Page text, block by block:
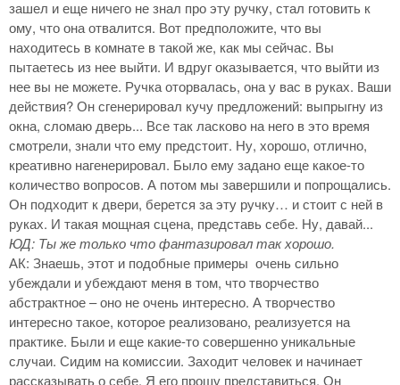
зашел и еще ничего не знал про эту ручку, стал готовить к
ому, что она отвалится. Вот предположите, что вы
находитесь в комнате в такой же, как мы сейчас. Вы
пытаетесь из нее выйти. И вдруг оказывается, что выйти из
нее вы не можете. Ручка оторвалась, она у вас в руках. Ваши
действия? Он сгенерировал кучу предложений: выпрыгну из
окна, сломаю дверь... Все так ласково на него в это время
смотрели, знали что ему предстоит. Ну, хорошо, отлично,
креативно нагенерировал. Было ему задано еще какое-то
количество вопросов. А потом мы завершили и попрощались.
Он подходит к двери, берется за эту ручку… и стоит с ней в
руках. И такая мощная сцена, представь себе. Ну, давай...
ЮД: Ты же только что фантазировал так хорошо.
АК: Знаешь, этот и подобные примеры очень сильно
убеждали и убеждают меня в том, что творчество
абстрактное – оно не очень интересно. А творчество
интересно такое, которое реализовано, реализуется на
практике. Были и еще какие-то совершенно уникальные
случаи. Сидим на комиссии. Заходит человек и начинает
рассказывать о себе. Я его прошу представиться. Он